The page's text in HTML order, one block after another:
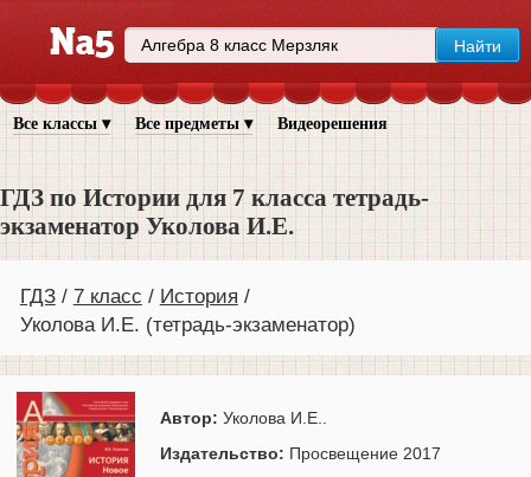
Все классы ▾ Все предметы ▾ Видеорешения
ГДЗ по Истории для 7 класса тетрадь-
экзаменатор Уколова И.Е.
ГДЗ 7 класс
История
Уколова И.Е. (тетрадь-экзаменатор)
Автор: Уколова И.Е..
Издательство: Просвещение 2017